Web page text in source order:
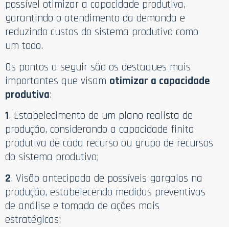
possível otimizar a capacidade produtiva,
garantindo o atendimento da demanda e
reduzindo custos do sistema produtivo como
um todo.
Os pontos a seguir são os destaques mais
importantes que visam otimizar a capacidade
produtiva:
1. Estabelecimento de um plano realista de
produção, considerando a capacidade finita
produtiva de cada recurso ou grupo de recursos
do sistema produtivo;
2. Visão antecipada de possíveis gargalos na
produção, estabelecendo medidas preventivas
de análise e tomada de ações mais
estratégicas;